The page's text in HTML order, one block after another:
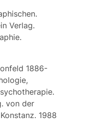
Verlag.
1886-
von der
1988